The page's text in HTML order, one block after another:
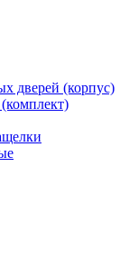
дверей (корпус)